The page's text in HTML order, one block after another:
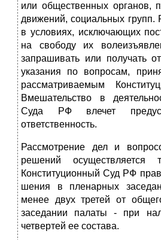
или общественных органов,
движений, социальных
в условиях, исключающих
на свободу их
запрашивать или получать
указания по во­просам,
рассматриваемым
Вмешательство в
Суда РФ влечет
ответственность.
Рассмотрение дел и
решений осуществляется
Конституционный Суд РФ
шения в пленарных
менее двух третей от
заседании палаты - при
четвертей ее состава.